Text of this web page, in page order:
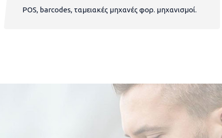
POS, barcodes, ταμειακές μηχανές φορ. μηχανισμοί.